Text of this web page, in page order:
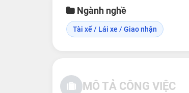
Ngành nghề
Tài xế / Lái xe / Giao nhận
MÔ TẢ CÔNG VIỆC